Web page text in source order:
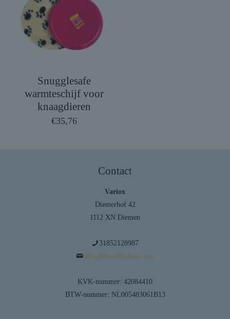
Snugglesafe
warmteschijf voor
knaagdieren
€35,76
Contact
Variox
Diemerhof 42
1112 XN Diemen
31852128987
info@huisdierplaza.com
KVK-nummer: 42084410
BTW-nummer: NL005483061B13